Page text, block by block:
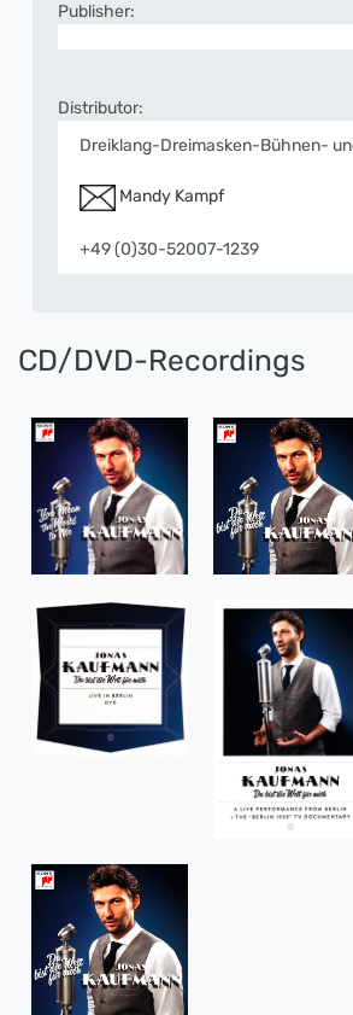
Publisher:
Distributor:
Dreiklang-Dreimasken-Bühnen-
Mandy Kampf
+49 (0)30-52007-1239
CD/DVD-Recordings